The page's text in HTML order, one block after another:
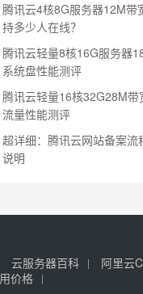
腾讯云4核8G服务器12M带
持多少人在线？
腾讯云轻量8核16G服务器
系统盘性能测评
腾讯云轻量16核32G28M带
流量性能测评
超详细：腾讯云网站备案流
说明
云服务器百科
阿里云
价格